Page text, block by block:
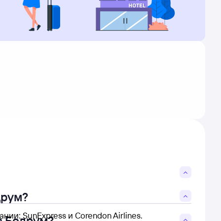
SunExpress и Corendon Airlines.